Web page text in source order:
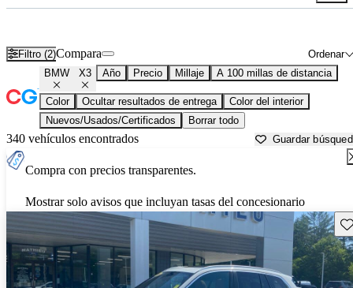
Filtro (2) Ordenar
Compara
BMW X3 Año Precio Millaje A 100 millas de distancia
Color Ocultar resultados de entrega
Color del interior
Nuevos/Usados/Certificados
Borrar todo
340 vehículos encontrados Guardar
Compra con precios transparentes.
Mostrar solo avisos que incluyan tasas del concesionario